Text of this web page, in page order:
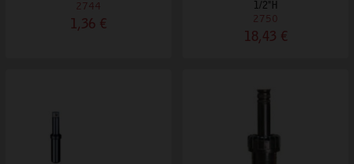
2744
1,36 €
1/2"H
2750
18,43 €